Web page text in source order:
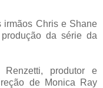
irmãos Chris e Shane
da série da
produtor e
de Monica Ray